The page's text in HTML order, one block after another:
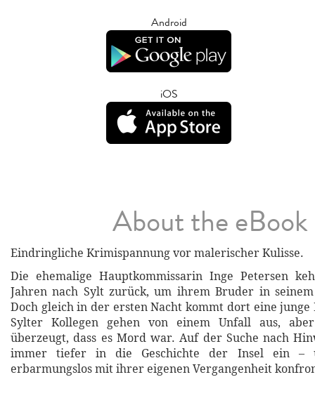
Android
iOS
About the eBook
Eindringliche Krimispannung vor malerischer Kulisse.
Die ehemalige Hauptkommissarin Inge Petersen
Jahren nach Sylt zurück, um ihrem Bruder in
Doch gleich in der ersten Nacht kommt dort eine junge
Sylter Kollegen gehen von einem Unfall aus,
überzeugt, dass es Mord war. Auf der Suche nach
immer tiefer in die Geschichte der Insel ein –
erbarmungslos mit ihrer eigenen Vergangenheit